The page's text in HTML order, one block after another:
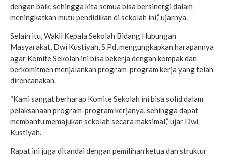
dengan baik, sehingga kita semua bisa bersinergi dalam
meningkatkan mutu pendidikan di sekolah ini,” ujarnya.
Selain itu, Wakil Kepala Sekolah Bidang Hubungan
Masyarakat, Dwi Kustiyah, S.Pd, mengungkapkan harapannya
agar Komite Sekolah ini bisa bekerja dengan kompak dan
berkomitmen menjalankan program-program kerja yang telah
direncanakan.
“Kami sangat berharap Komite Sekolah ini bisa solid dalam
pelaksanaan program-program kerjanya, sehingga dapat
membantu memajukan sekolah secara maksimal,” ujar Dwi
Kustiyah.
Rapat ini juga ditandai dengan pemilihan ketua dan struktur